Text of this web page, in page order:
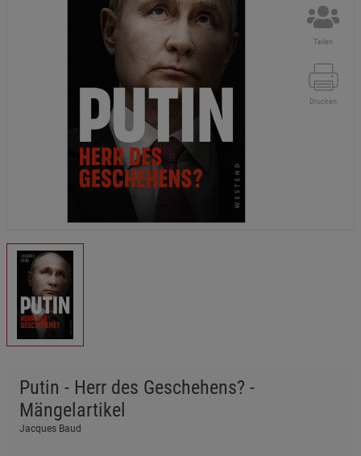
Teilen
Drucken
Putin - Herr des Geschehens? -
Mängelartikel
Jacques Baud